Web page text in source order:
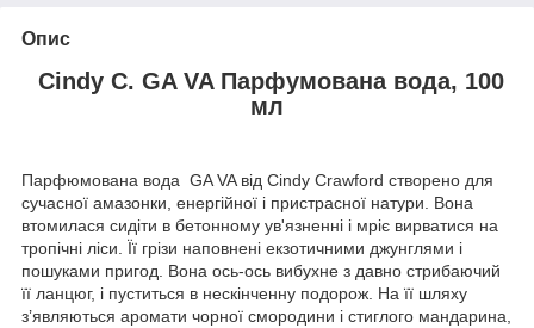
Опис
Cindy C. GA VA Парфумована вода, 100
мл
Парфюмована вода GA VA від Cindy Crawford створено для
сучасної амазонки, енергійної і пристрасної натури. Вона
втомилася сидіти в бетонному ув'язненні і мріє вирватися на
тропічні ліси. Її грізи наповнені екзотичними джунглями і
пошуками пригод. Вона ось-ось вибухне з давно стрибаючий
її ланцюг, і пуститься в нескінченну подорож. На її шляху
з’являються аромати чорної смородини і стиглого мандарина,